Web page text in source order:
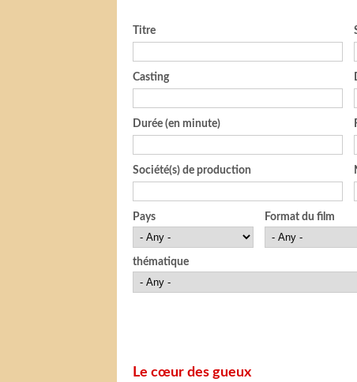
Titre
Casting
Durée (en minute)
Société(s) de production
Pays Format du film
thématique
Le cœur des gueux